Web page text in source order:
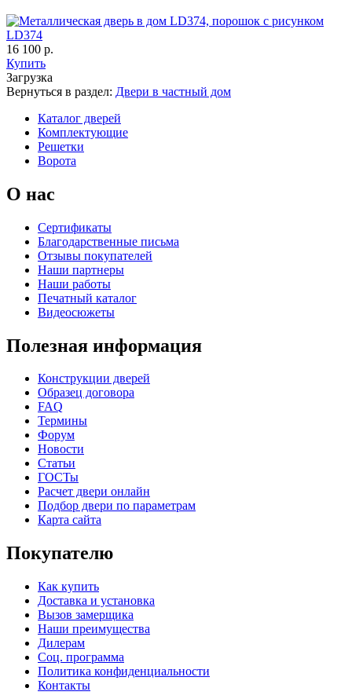
К-36 Н
К-36 С
C71 C72
C73
C76
LD374
16 100 р.
Купить
Загрузка
Вернуться в раздел: Двери в частный дом
Каталог дверей
Комплектующие
Решетки
Ворота
О нас
Сертификаты
Благодарственные письма
Отзывы покупателей
Наши партнеры
Наши работы
Печатный каталог
Видеосюжеты
Полезная информация
Конструкции дверей
Образец договора
FAQ
Термины
Форум
Новости
Статьи
ГОСТы
Расчет двери онлайн
Подбор двери по параметрам
Карта сайта
Покупателю
Как купить
Доставка и установка
Вызов замерщика
Наши преимущества
Дилерам
Соц. программа
Политика конфиденциальности
Контакты